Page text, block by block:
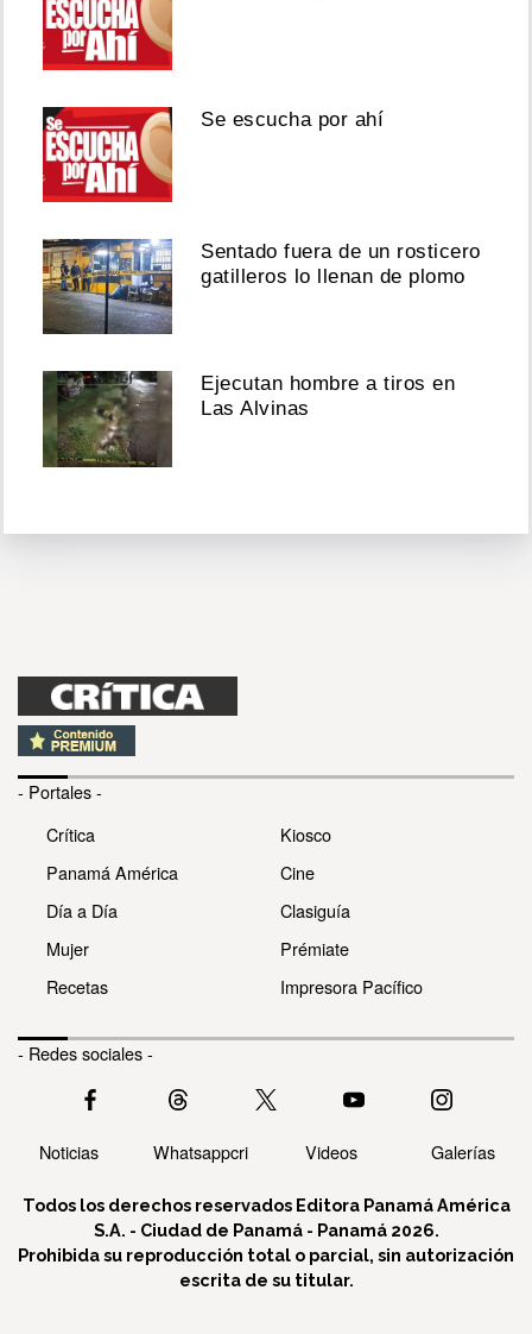
Se escucha por ahí
Sentado fuera de un rosticero
gatilleros lo llenan de plomo
Ejecutan hombre a tiros en
Las Alvinas
- Portales -
Crítica
Panamá América
Día a Día
Mujer
Recetas
Kiosco
Cine
Clasiguía
Prémiate
Impresora Pacífico
- Redes sociales -
Noticias Whatsappcri Videos Galerías
Todos los derechos reservados Editora Panamá América
S.A. - Ciudad de Panamá - Panamá 2026.
Prohibida su reproducción total o parcial, sin autorización
escrita de su titular.